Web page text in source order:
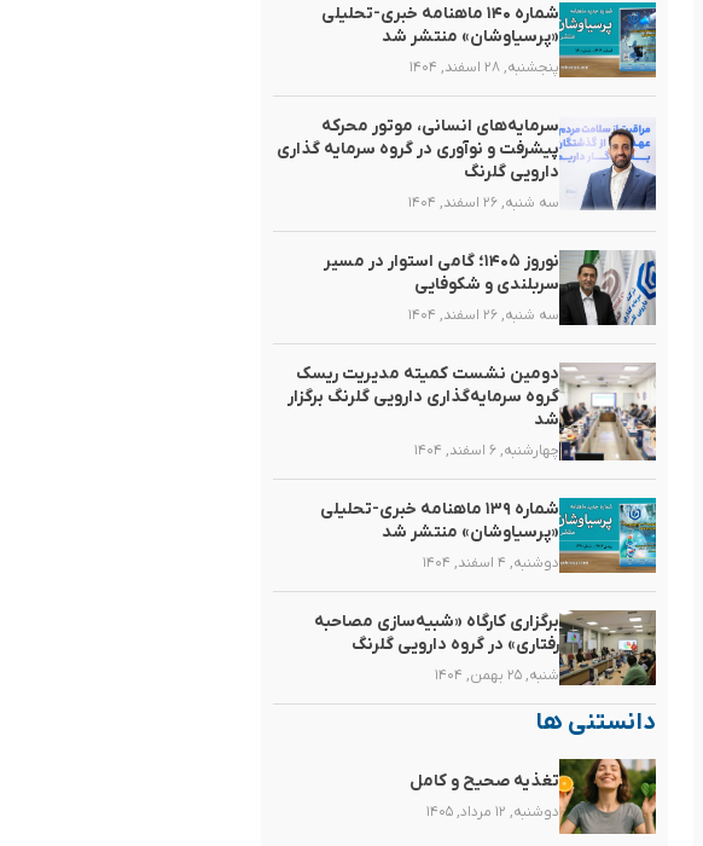
شماره ۱۴۰ ماهنامه خبری-تحلیلی
«پرسیاوشان» منتشر شد
پنجشنبه, ۲۸ اسفند, ۱۴۰۴
سرمایه‌های انسانی، موتور محرکه
پیشرفت و نوآوری در گروه سرمایه گذاری
دارویی گلرنگ
سه شنبه, ۲۶ اسفند, ۱۴۰۴
نوروز ۱۴۰۵؛ گامی استوار در مسیر
سربلندی و شکوفایی
سه شنبه, ۲۶ اسفند, ۱۴۰۴
دومین نشست کمیته مدیریت ریسک
گروه سرمایه‌گذاری دارویی گلرنگ برگزار
شد
چهارشنبه, ۶ اسفند, ۱۴۰۴
شماره ۱۳۹ ماهنامه خبری-تحلیلی
«پرسیاوشان» منتشر شد
دوشنبه, ۴ اسفند, ۱۴۰۴
برگزاری کارگاه «شبیه‌سازی مصاحبه
رفتاری» در گروه دارویی گلرنگ
شنبه, ۲۵ بهمن, ۱۴۰۴
دانستنی ها
تغذیه صحیح و کامل
دوشنبه, ۱۲ مرداد, ۱۴۰۵